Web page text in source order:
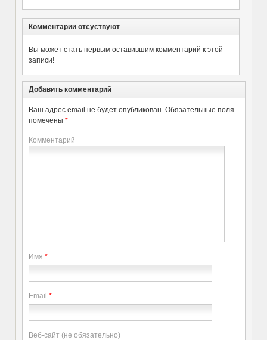
Комментарии отсуствуют
Вы может стать первым оставившим комментарий к этой
записи!
Добавить комментарий
Ваш адрес email не будет опубликован. Обязательные поля
помечены *
Комментарий
Имя *
Email *
Веб-сайт (не обязательно)